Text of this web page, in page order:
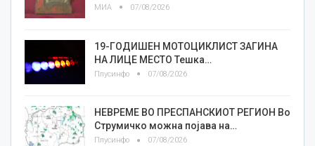
МИА 07/08/2026
19-ГОДИШЕН МОТОЦИКЛИСТ ЗАГИНА
НА ЛИЦЕ МЕСТО Тешка…
Плусинфо 07/08/2026
НЕВРЕМЕ ВО ПРЕСПАНСКИОТ РЕГИОН Во
Струмичко можна појава на…
Плусинфо 07/08/2026